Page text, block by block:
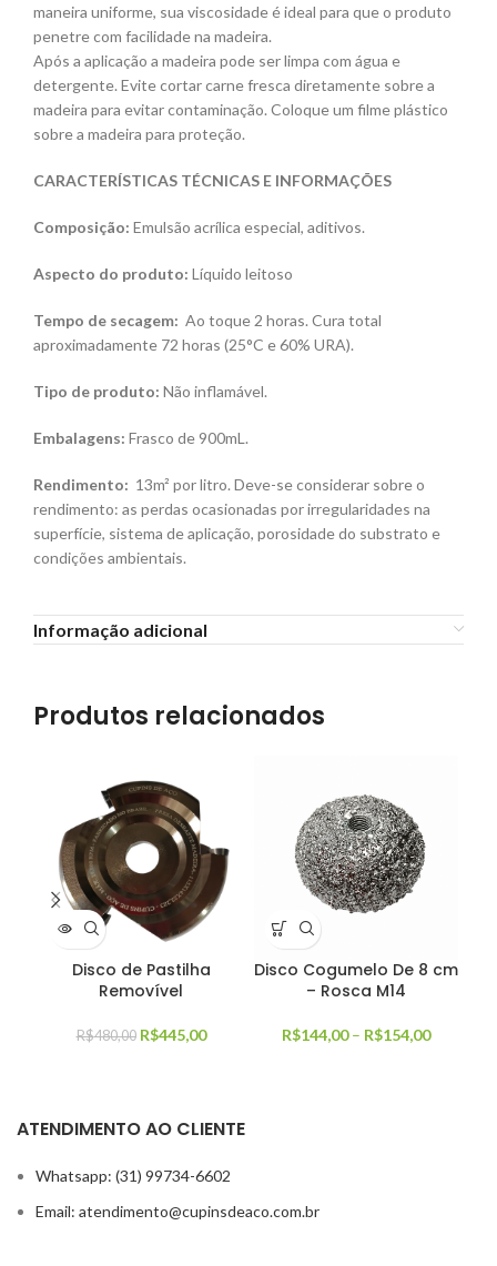
maneira uniforme, sua viscosidade é ideal para que o produto
penetre com facilidade na madeira.
Após a aplicação a madeira pode ser limpa com água e
detergente. Evite cortar carne fresca diretamente sobre a
madeira para evitar contaminação. Coloque um filme plástico
sobre a madeira para proteção.
CARACTERÍSTICAS TÉCNICAS E INFORMAÇÕES
Composição: Emulsão acrílica especial, aditivos.
Aspecto do produto: Líquido leitoso
Tempo de secagem: Ao toque 2 horas. Cura total
aproximadamente 72 horas (25°C e 60% URA).
Tipo de produto: Não inflamável.
Embalagens: Frasco de 900mL.
Rendimento: 13m² por litro. Deve-se considerar sobre o
rendimento: as perdas ocasionadas por irregularidades na
superfície, sistema de aplicação, porosidade do substrato e
condições ambientais.
Informação adicional
Produtos relacionados
Disco de Pastilha
Removível
R$480,00 R$445,00
Disco Cogumelo De 8 cm
– Rosca M14
R$144,00 – R$154,00
ATENDIMENTO AO CLIENTE
Whatsapp: (31) 99734-6602
Email: atendimento@cupinsdeaco.com.br